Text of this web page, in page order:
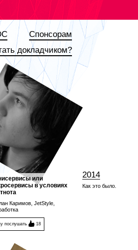
Спонсорам
докладчиком?
или
в условиях
Каримов, JetStyle,
послушать 18
2014
Как это было.